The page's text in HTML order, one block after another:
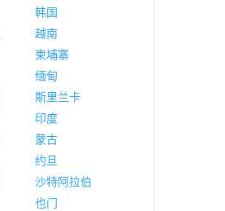
韩国
越南
柬埔寨
缅甸
斯里兰卡
印度
蒙古
约旦
沙特阿拉伯
也门